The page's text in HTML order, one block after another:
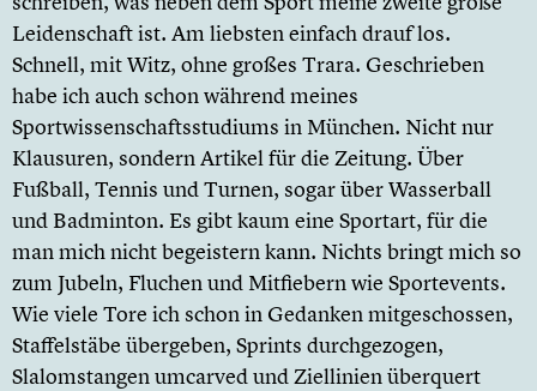
Leidenschaft ist. Am liebsten einfach drauf los.
Schnell, mit Witz, ohne großes Trara. Geschrieben
habe ich auch schon während meines
Sportwissenschaftsstudiums in München. Nicht nur
Klausuren, sondern Artikel für die Zeitung. Über
Fußball, Tennis und Turnen, sogar über Wasserball
und Badminton. Es gibt kaum eine Sportart, für die
man mich nicht begeistern kann. Nichts bringt mich so
zum Jubeln, Fluchen und Mitfiebern wie Sportevents.
Wie viele Tore ich schon in Gedanken mitgeschossen,
Staffelstäbe übergeben, Sprints durchgezogen,
Slalomstangen umcarved und Ziellinien überquert